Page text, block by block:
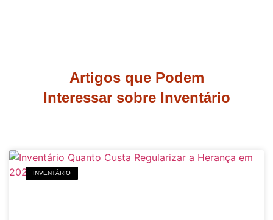
Artigos que Podem
Interessar sobre Inventário
INVENTÁRIO